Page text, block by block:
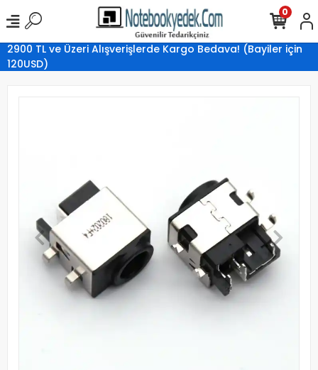
2900 TL ve Üzeri Alışverişlerde Kargo Bedava! (Bayiler için
120USD)
0